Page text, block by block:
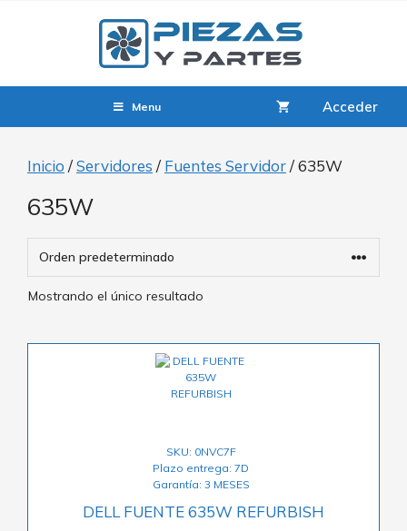
Menu Acceder
Inicio /Servidores / Fuentes Servidor/ 635W
635W
Mostrando el único resultado
SKU: 0NVC7F
Plazo entrega: 7D
Garantía: 3 MESES
DELL FUENTE 635W REFURBISH